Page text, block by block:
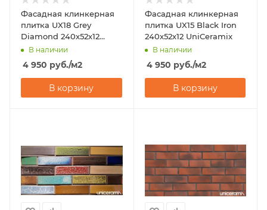
Фасадная клинкерная
плитка UX18 Grey
Diamond 240х52х12
UniCeramix
В наличии
4 950 руб./м2
В корзину
Фасадная клинкерная
плитка UX15 Black Iron
240х52х12 UniCeramix
В наличии
4 950 руб./м2
В корзину